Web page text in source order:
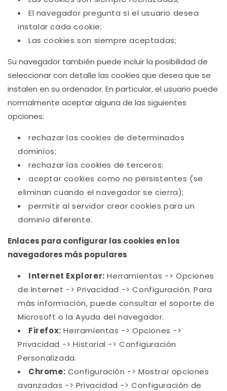
El navegador pregunta si el usuario desea
instalar cada cookie;
Las cookies son siempre aceptadas;
Su navegador también puede incluir la posibilidad de
seleccionar con detalle las cookies que desea que se
instalen en su ordenador. En particular, el usuario puede
normalmente aceptar alguna de las siguientes
opciones:
rechazar las cookies de determinados
dominios;
rechazar las cookies de terceros;
aceptar cookies como no persistentes (se
eliminan cuando el navegador se cierra);
permitir al servidor crear cookies para un
dominio diferente.
Enlaces para configurar las cookies en los
navegadores más populares
Internet Explorer: Herramientas -> Opciones
de Internet -> Privacidad -> Configuración. Para
más información, puede consultar el soporte de
Microsoft o la Ayuda del navegador.
Firefox: Herramientas -> Opciones ->
Privacidad -> Historial -> Configuración
Personalizada.
Chrome: Configuración -> Mostrar opciones
avanzadas -> Privacidad -> Configuración de